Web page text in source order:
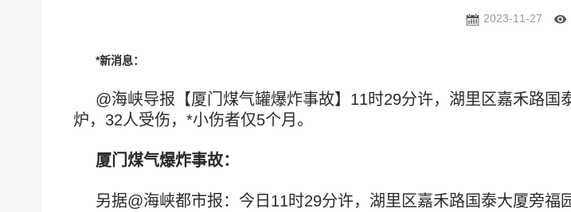
2023-11-27
*新消息：
@海峡导报【厦门煤气罐爆炸事故】11时29分许，湖里区嘉禾路国
炉，32人受伤，*小伤者仅5个月。
厦门煤气爆炸事故：
另据@海峡都市报：今日11时29分许，湖里区嘉禾路国泰大厦旁